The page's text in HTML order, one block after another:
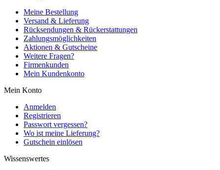
Meine Bestellung
Versand & Lieferung
Rücksendungen & Rückerstattungen
Zahlungsmöglichkeiten
Aktionen & Gutscheine
Weitere Fragen?
Firmenkunden
Mein Kundenkonto
Mein Konto
Anmelden
Registrieren
Passwort vergessen?
Wo ist meine Lieferung?
Gutschein einlösen
Wissenswertes